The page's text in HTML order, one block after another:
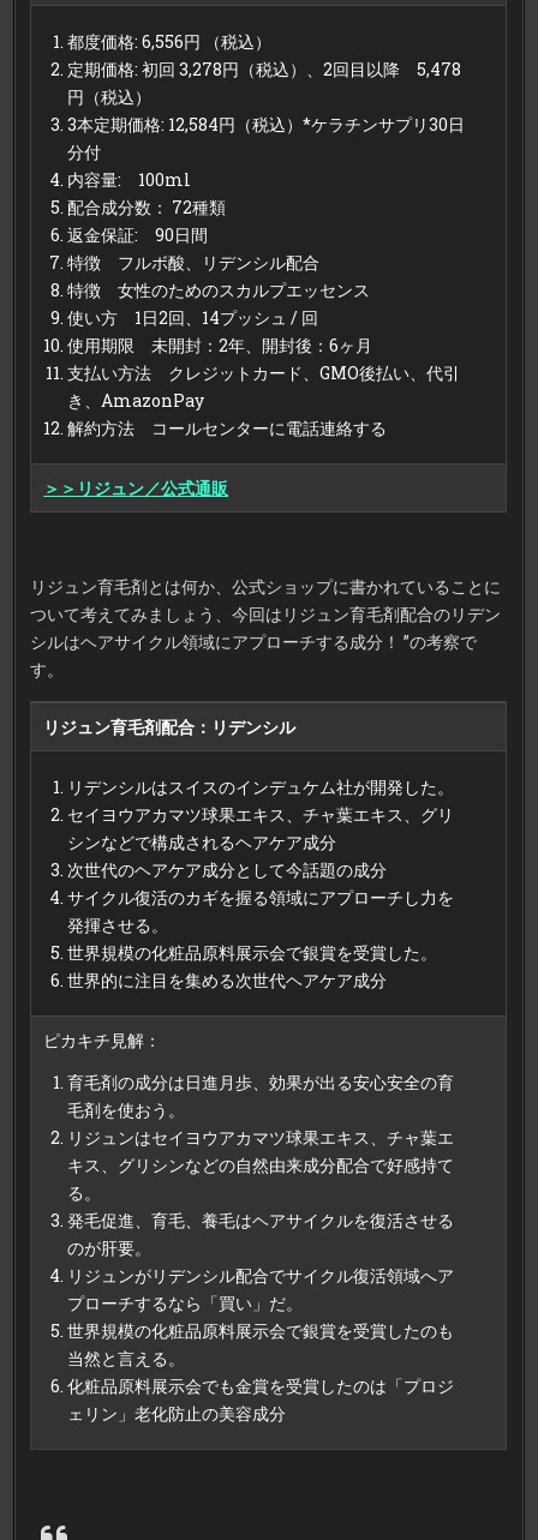
都度価格: 6,556円 （税込）
定期価格: 初回 3,278円（税込）、2回目以降 5,478
円（税込）
3本定期価格: 12,584円（税込）*ケラチンサプリ30日
分付
内容量: 100ml
配合成分数： 72種類
返金保証: 90日間
特徴 フルボ酸、リデンシル配合
特徴 女性のためのスカルプエッセンス
使い方 1日2回、14プッシュ / 回
使用期限 未開封：2年、開封後：6ヶ月
支払い方法 クレジットカード、GMO後払い、代引
き、AmazonPay
解約方法 コールセンターに電話連絡する
＞＞リジュン／公式通販
リジュン育毛剤とは何か、公式ショップに書かれていることに
ついて考えてみましょう、今回はリジュン育毛剤配合のリデン
シルはヘアサイクル領域にアプローチする成分！ ”の考察で
す。
リジュン育毛剤配合：リデンシル
リデンシルはスイスのインデュケム社が開発した。
セイヨウアカマツ球果エキス、チャ葉エキス、グリ
シンなどで構成されるヘアケア成分
次世代のヘアケア成分として今話題の成分
サイクル復活のカギを握る領域にアプローチし力を
発揮させる。
世界規模の化粧品原料展示会で銀賞を受賞した。
世界的に注目を集める次世代ヘアケア成分
ピカキチ見解：
育毛剤の成分は日進月歩、効果が出る安心安全の育
毛剤を使おう。
リジュンはセイヨウアカマツ球果エキス、チャ葉エ
キス、グリシンなどの自然由来成分配合で好感持て
る。
発毛促進、育毛、養毛はヘアサイクルを復活させる
のが肝要。
リジュンがリデンシル配合でサイクル復活領域へア
プローチするなら「買い」だ。
世界規模の化粧品原料展示会で銀賞を受賞したのも
当然と言える。
化粧品原料展示会でも金賞を受賞したのは「プロジ
ェリン」老化防止の美容成分